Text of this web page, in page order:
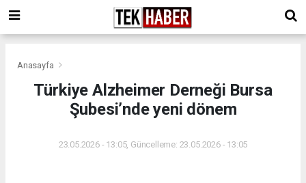
Anasayfa
Türkiye Alzheimer Derneği Bursa
Şubesi’nde yeni dönem
23.05.2026 - 13:05, Güncelleme: 23.05.2026 - 13:05